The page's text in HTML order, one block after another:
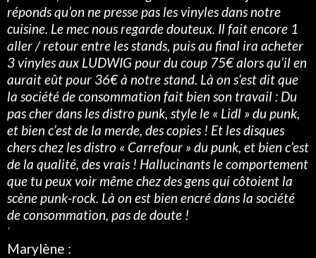
réponds qu’on ne presse pas les vinyles dans notre
cuisine. Le mec nous regarde douteux. Il fait encore 1
aller / retour entre les stands, puis au final ira acheter
3 vinyles aux LUDWIG pour du coup 75€ alors qu’il en
aurait eût pour 36€ à notre stand. Là on s’est dit que
la société de consommation fait bien son travail : Du
pas cher dans les distro punk, style le « Lidl » du punk,
et bien c’est de la merde, des copies ! Et les disques
chers chez les distro « Carrefour » du punk, et bien c’est
de la qualité, des vrais ! Hallucinants le comportement
que tu peux voir même chez des gens qui côtoient la
scène punk-rock. Là on est bien encré dans la société
de consommation, pas de doute !
‘
Marylène :